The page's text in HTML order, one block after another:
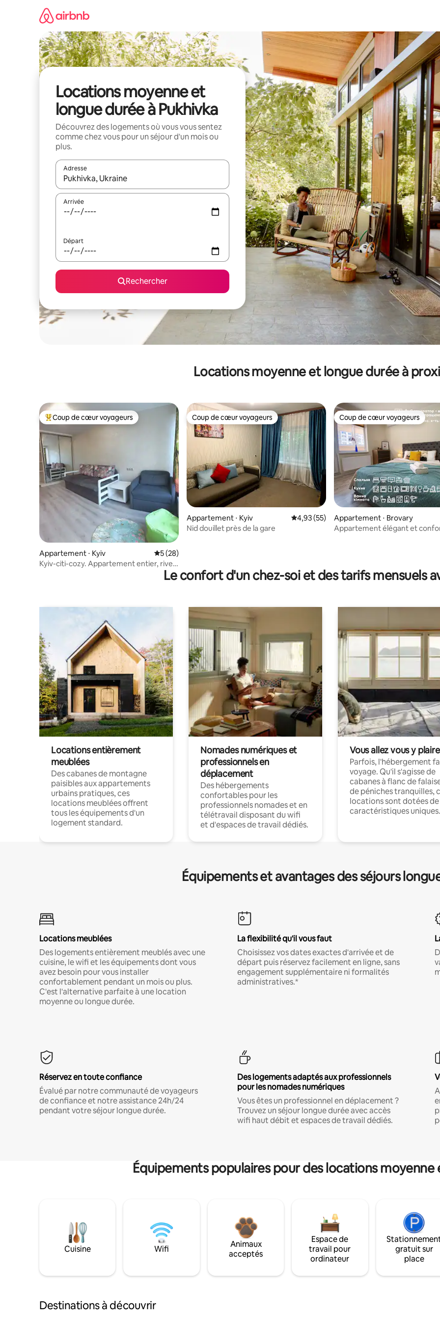
Locations moyenne et
longue durée à Pukhivka
Découvrez des logements où vous vous sentez
comme chez vous pour un séjour d'un mois ou
plus.
Adresse
Lorsque les résultats s'affichent, utilisez les flèches vers le haut et vers le bas pour les parcourir ou en appuyant et en
Arrivée
Départ
Rechercher
Locations moyenne et longue durée à
Coups de cœur voyageurs les plus appréciés
Coup de cœur voyageurs
Appartement ⋅ Kyiv Évaluation moyenne sur la base de 28 commentaires : 5 sur 5
5 (28)
Kyiv-citi-cozy. Appartement entier, rive
Coup de cœur voyageurs
Coup de cœur voyageurs
Appartement ⋅ Kyiv Évaluation moyenne sur la base de 55
4,93 (55)
Nid douillet près de la gare
Coup de cœur voyageurs
Coup de cœur voyageurs
Appartement ⋅ Brovary
Appartement élégant et
Le confort d'un chez-soi et des tarifs mensuels
Locations entièrement
meublées
Des cabanes de montagne
paisibles aux appartements
urbains pratiques, ces
locations meublées offrent
tous les équipements d'un
logement standard.
Nomades numériques et
professionnels en
déplacement
Des hébergements
confortables pour les
professionnels nomades et en
télétravail disposant du wifi
et d'espaces de travail dédiés.
Vous allez vous y plaire
Parfois, l'hébergement
voyage. Qu'il s'agisse de
cabanes à flanc de
de péniches tranquilles,
locations sont dotées de
caractéristiques uniques.
Équipements et avantages des séjours
Locations meublées
Des logements entièrement meublés avec une
cuisine, le wifi et les équipements dont vous
avez besoin pour vous installer
confortablement pendant un mois ou plus.
C'est l'alternative parfaite à une location
moyenne ou longue durée.
La flexibilité qu'il vous faut
Choisissez vos dates exactes d'arrivée et de
départ puis réservez facilement en ligne, sans
engagement supplémentaire ni formalités
administratives.*
Réservez en toute confiance
Évalué par notre communauté de voyageurs
de confiance et notre assistance 24h/24
pendant votre séjour longue durée.
Des logements adaptés aux professionnels
pour les nomades numériques
Vous êtes un professionnel en déplacement ?
Trouvez un séjour longue durée avec accès
wifi haut débit et espaces de travail dédiés.
Équipements populaires pour des locations
Cuisine Wifi
Animaux
acceptés
Espace de
travail pour
ordinateur
gratuit sur
place
Destinations à découvrir